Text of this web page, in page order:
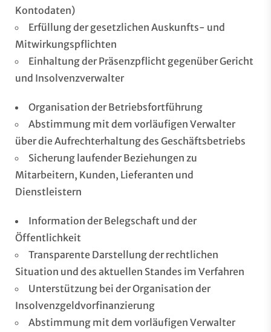
Kontodaten)
Erfüllung der gesetzlichen Auskunfts- und
Mitwirkungspflichten
Einhaltung der Präsenzpflicht gegenüber Gericht
und Insolvenzverwalter
Organisation der Betriebsfortführung
Abstimmung mit dem vorläufigen Verwalter
über die Aufrechterhaltung des Geschäftsbetriebs
Sicherung laufender Beziehungen zu
Mitarbeitern, Kunden, Lieferanten und
Dienstleistern
Information der Belegschaft und der
Öffentlichkeit
Transparente Darstellung der rechtlichen
Situation und des aktuellen Standes im Verfahren
Unterstützung bei der Organisation der
Insolvenzgeldvorfinanzierung
Abstimmung mit dem vorläufigen Verwalter